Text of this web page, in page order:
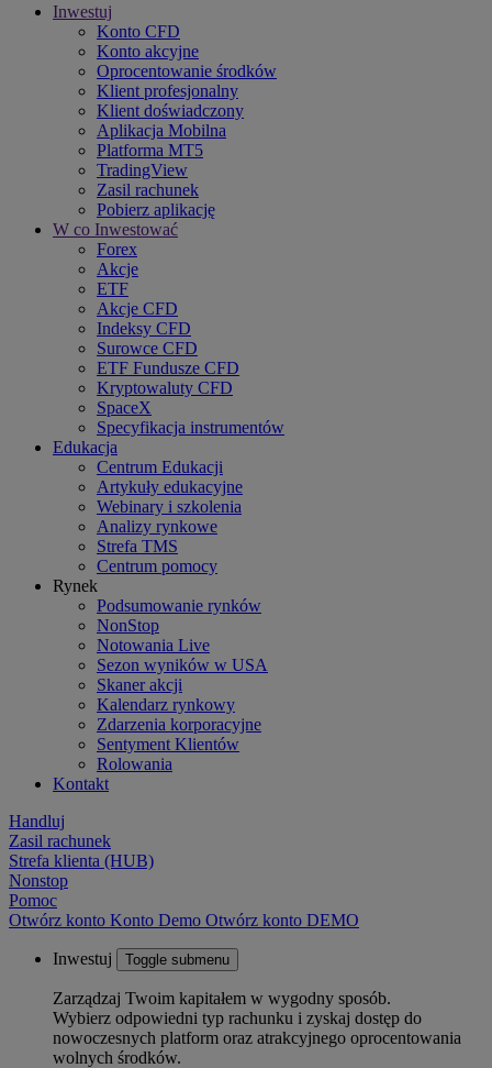
Inwestuj
Konto CFD
Konto akcyjne
Oprocentowanie środków
Klient profesjonalny
Klient doświadczony
Aplikacja Mobilna
Platforma MT5
TradingView
Zasil rachunek
Pobierz aplikację
W co Inwestować
Forex
Akcje
ETF
Akcje CFD
Indeksy CFD
Surowce CFD
ETF Fundusze CFD
Kryptowaluty CFD
SpaceX
Specyfikacja instrumentów
Edukacja
Centrum Edukacji
Artykuły edukacyjne
Webinary i szkolenia
Analizy rynkowe
Strefa TMS
Centrum pomocy
Rynek
Podsumowanie rynków
NonStop
Notowania Live
Sezon wyników w USA
Skaner akcji
Kalendarz rynkowy
Zdarzenia korporacyjne
Sentyment Klientów
Rolowania
Kontakt
Handluj
Zasil rachunek
Strefa klienta (HUB)
Nonstop
Pomoc
Otwórz konto Konto Demo Otwórz konto DEMO
Inwestuj Toggle submenu
Zarządzaj Twoim kapitałem w wygodny sposób.
Wybierz odpowiedni typ rachunku i zyskaj dostęp do
nowoczesnych platform oraz atrakcyjnego oprocentowania
wolnych środków.